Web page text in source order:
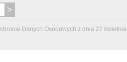
Danych Osobowych z dnia 27